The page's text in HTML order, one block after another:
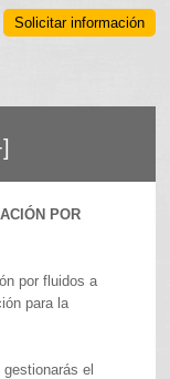
Solicitar información
POR
por fluidos a
para la
el